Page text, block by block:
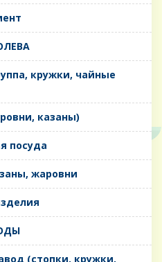
кружки, чайные
казаны)
посуда
жаровни
(стопки, кружки,